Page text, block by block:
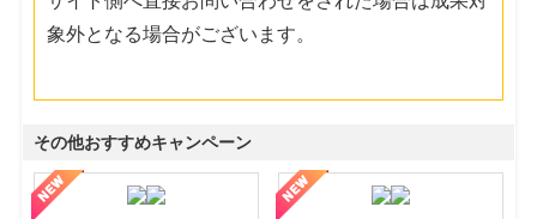
象外となる場合がございます。
その他おすすめキャンペーン